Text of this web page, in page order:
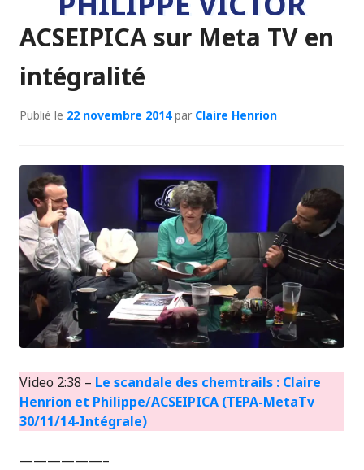
ACSEIPICA sur Meta TV en
intégralité
Publié le 22 novembre 2014par Claire Henrion
Video 2:38 – Le scandale des chemtrails : Claire
Henrion et Philippe/ACSEIPICA (TEPA-MetaTv
30/11/14-Intégrale)
——————–